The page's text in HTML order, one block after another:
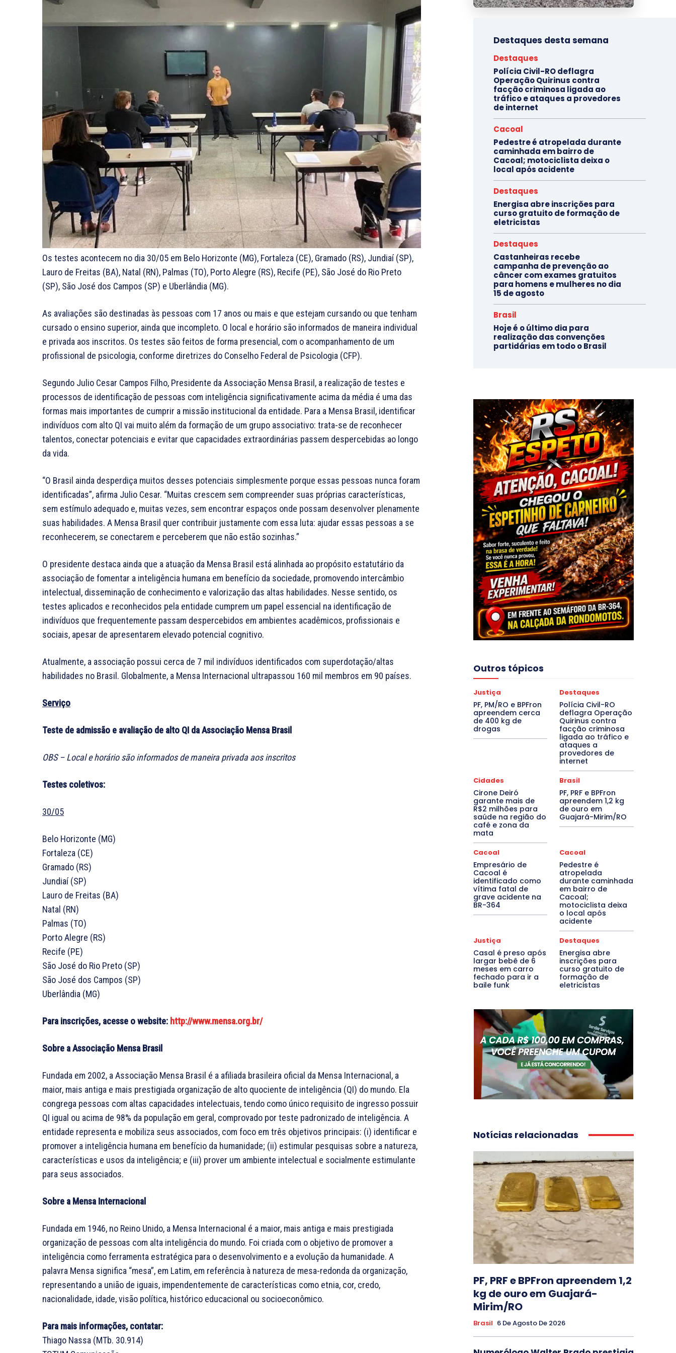
Os testes acontecem no dia 30/05 em Belo Horizonte (MG), Fortaleza (CE), Gramado (RS), Jundiaí (SP),
Lauro de Freitas (BA), Natal (RN), Palmas (TO), Porto Alegre (RS), Recife (PE), São José do Rio Preto
(SP), São José dos Campos (SP) e Uberlândia (MG).
As avaliações são destinadas às pessoas com 17 anos ou mais e que estejam cursando ou que tenham
cursado o ensino superior, ainda que incompleto. O local e horário são informados de maneira individual
e privada aos inscritos. Os testes são feitos de forma presencial, com o acompanhamento de um
profissional de psicologia, conforme diretrizes do Conselho Federal de Psicologia (CFP).
Segundo Julio Cesar Campos Filho, Presidente da Associação Mensa Brasil, a realização de testes e
processos de identificação de pessoas com inteligência significativamente acima da média é uma das
formas mais importantes de cumprir a missão institucional da entidade. Para a Mensa Brasil, identificar
indivíduos com alto QI vai muito além da formação de um grupo associativo: trata-se de reconhecer
talentos, conectar potenciais e evitar que capacidades extraordinárias passem despercebidas ao longo
da vida.
“O Brasil ainda desperdiça muitos desses potenciais simplesmente porque essas pessoas nunca foram
identificadas”, afirma Julio Cesar. “Muitas crescem sem compreender suas próprias características,
sem estímulo adequado e, muitas vezes, sem encontrar espaços onde possam desenvolver plenamente
suas habilidades. A Mensa Brasil quer contribuir justamente com essa luta: ajudar essas pessoas a se
reconhecerem, se conectarem e perceberem que não estão sozinhas.”
O presidente destaca ainda que a atuação da Mensa Brasil está alinhada ao propósito estatutário da
associação de fomentar a inteligência humana em benefício da sociedade, promovendo intercâmbio
intelectual, disseminação de conhecimento e valorização das altas habilidades. Nesse sentido, os
testes aplicados e reconhecidos pela entidade cumprem um papel essencial na identificação de
indivíduos que frequentemente passam despercebidos em ambientes acadêmicos, profissionais e
sociais, apesar de apresentarem elevado potencial cognitivo.
Atualmente, a associação possui cerca de 7 mil indivíduos identificados com superdotação/altas
habilidades no Brasil. Globalmente, a Mensa Internacional ultrapassou 160 mil membros em 90 países.
Serviço
Teste de admissão e avaliação de alto QI da Associação Mensa Brasil
OBS – Local e horário são informados de maneira privada aos inscritos
Testes coletivos:
30/05
Belo Horizonte (MG)
Fortaleza (CE)
Gramado (RS)
Jundiaí (SP)
Lauro de Freitas (BA)
Natal (RN)
Palmas (TO)
Porto Alegre (RS)
Recife (PE)
São José do Rio Preto (SP)
São José dos Campos (SP)
Uberlândia (MG)
Para inscrições, acesse o website: http://www.mensa.org.br/
Sobre a Associação Mensa Brasil
Fundada em 2002, a Associação Mensa Brasil é a afiliada brasileira oficial da Mensa Internacional, a
maior, mais antiga e mais prestigiada organização de alto quociente de inteligência (QI) do mundo. Ela
congrega pessoas com altas capacidades intelectuais, tendo como único requisito de ingresso possuir
QI igual ou acima de 98% da população em geral, comprovado por teste padronizado de inteligência. A
entidade representa e mobiliza seus associados, com foco em três objetivos principais: (i) identificar e
promover a inteligência humana em benefício da humanidade; (ii) estimular pesquisas sobre a natureza,
características e usos da inteligência; e (iii) prover um ambiente intelectual e socialmente estimulante
para seus associados.
Sobre a Mensa Internacional
Fundada em 1946, no Reino Unido, a Mensa Internacional é a maior, mais antiga e mais prestigiada
organização de pessoas com alta inteligência do mundo. Foi criada com o objetivo de promover a
inteligência como ferramenta estratégica para o desenvolvimento e a evolução da humanidade. A
palavra Mensa significa “mesa”, em Latim, em referência à natureza de mesa-redonda da organização,
representando a união de iguais, impendentemente de características como etnia, cor, credo,
nacionalidade, idade, visão política, histórico educacional ou socioeconômico.
Para mais informações, contatar:
Thiago Nassa (MTb. 30.914)
Destaques desta semana
Destaques
Polícia Civil-RO deflagra
Operação Quirinus contra
facção criminosa ligada ao
tráfico e ataques a provedores
de internet
Cacoal
Pedestre é atropelada durante
caminhada em bairro de
Cacoal; motociclista deixa o
local após acidente
Destaques
Energisa abre inscrições para
curso gratuito de formação de
eletricistas
Destaques
Castanheiras recebe
campanha de prevenção ao
câncer com exames gratuitos
para homens e mulheres no dia
15 de agosto
Brasil
Hoje é o último dia para
realização das convenções
partidárias em todo o Brasil
Outros tópicos
Justiça
PF, PM/RO e BPFron
apreendem cerca
de 400 kg de
drogas
Destaques
Polícia Civil-RO
deflagra Operação
Quirinus contra
facção criminosa
ligada ao tráfico e
ataques a
provedores de
internet
Cidades
Cirone Deiró
garante mais de
R$2 milhões para
saúde na região do
café e zona da
mata
Brasil
PF, PRF e BPFron
apreendem 1,2 kg
de ouro em
Guajará-Mirim/RO
Cacoal
Empresário de
Cacoal é
identificado como
vítima fatal de
grave acidente na
BR-364
Cacoal
Pedestre é
atropelada
durante caminhada
em bairro de
Cacoal;
motociclista deixa
o local após
acidente
Justiça
Casal é preso após
largar bebê de 6
meses em carro
fechado para ir a
baile funk
Destaques
Energisa abre
inscrições para
curso gratuito de
formação de
eletricistas
Notícias relacionadas
PF, PRF e BPFron apreendem 1,2
kg de ouro em Guajará-
Mirim/RO
Brasil 6 De Agosto De 2026